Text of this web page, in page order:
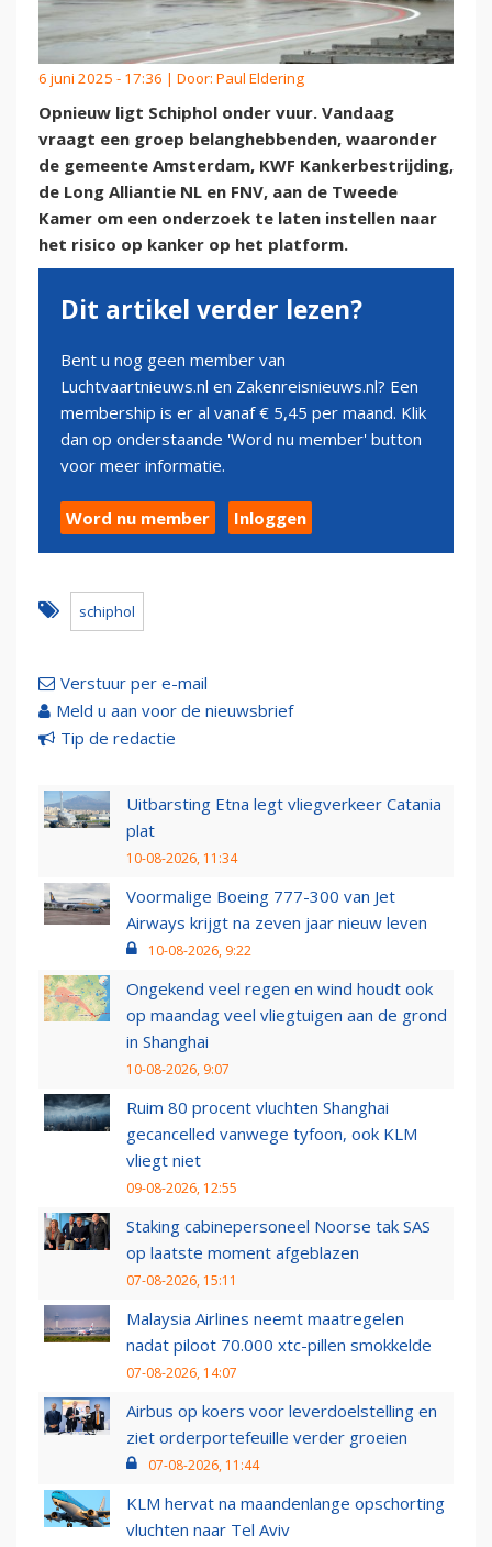
6 juni 2025 - 17:36 | Door: Paul Eldering
Opnieuw ligt Schiphol onder vuur. Vandaag
vraagt een groep belanghebbenden, waaronder
de gemeente Amsterdam, KWF Kankerbestrijding,
de Long Alliantie NL en FNV, aan de Tweede
Kamer om een onderzoek te laten instellen naar
het risico op kanker op het platform.
Dit artikel verder lezen?
Bent u nog geen member van
Luchtvaartnieuws.nl en Zakenreisnieuws.nl? Een
membership is er al vanaf € 5,45 per maand. Klik
dan op onderstaande 'Word nu member' button
voor meer informatie.
Word nu member Inloggen
schiphol
Verstuur per e-mail
Meld u aan voor de nieuwsbrief
Tip de redactie
Uitbarsting Etna legt vliegverkeer Catania
plat
10-08-2026, 11:34
Voormalige Boeing 777-300 van Jet
Airways krijgt na zeven jaar nieuw leven
10-08-2026, 9:22
Ongekend veel regen en wind houdt ook
op maandag veel vliegtuigen aan de grond
in Shanghai
10-08-2026, 9:07
Ruim 80 procent vluchten Shanghai
gecancelled vanwege tyfoon, ook KLM
vliegt niet
09-08-2026, 12:55
Staking cabinepersoneel Noorse tak SAS
op laatste moment afgeblazen
07-08-2026, 15:11
Malaysia Airlines neemt maatregelen
nadat piloot 70.000 xtc-pillen smokkelde
07-08-2026, 14:07
Airbus op koers voor leverdoelstelling en
ziet orderportefeuille verder groeien
07-08-2026, 11:44
KLM hervat na maandenlange opschorting
vluchten naar Tel Aviv